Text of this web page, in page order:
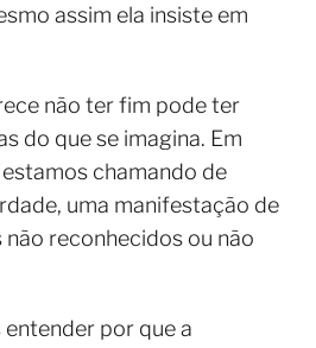
assim ela insiste em
não ter fim pode ter
do que se imagina. Em
chamando de
uma manifestação de
reconhecidos ou não
por que a